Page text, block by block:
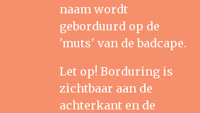
naam wordt
geborduurd op de
'muts' van de badcape.
Let op! Borduring is
zichtbaar aan de
achterkant en de